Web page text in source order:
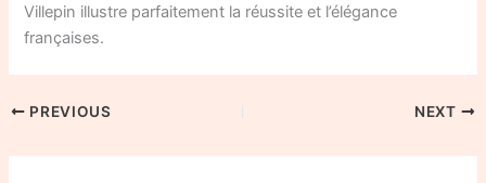
Villepin illustre parfaitement la réussite et l’élégance
françaises.
PREVIOUS NEXT